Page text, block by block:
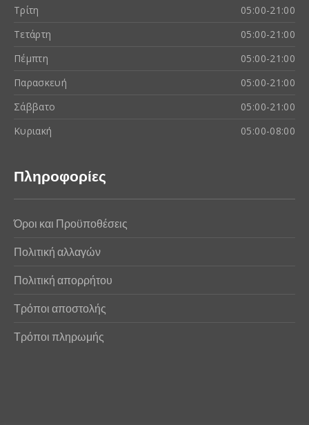
Τρίτη
05:00-21:00
Τετάρτη
05:00-21:00
Πέμπτη
05:00-21:00
Παρασκευή
05:00-21:00
Σάββατο
05:00-21:00
Κυριακή
05:00-08:00
Πληροφορίες
Όροι και Προϋποθέσεις
Πολιτική αλλαγών
Πολιτική απορρήτου
Τρόποι αποστολής
Τρόποι πληρωμής